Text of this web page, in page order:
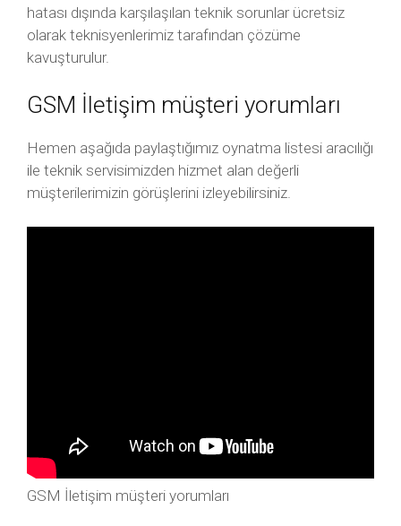
hatası dışında karşılaşılan teknik sorunlar ücretsiz
olarak teknisyenlerimiz tarafından çözüme
kavuşturulur.
GSM İletişim müşteri yorumları
Hemen aşağıda paylaştığımız oynatma listesi aracılığı
ile teknik servisimizden hizmet alan değerli
müşterilerimizin görüşlerini izleyebilirsiniz.
GSM İletişim müşteri yorumları